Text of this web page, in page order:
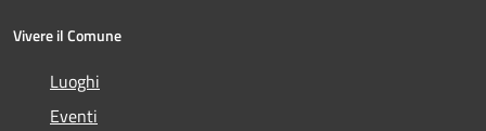
Vivere il Comune
Luoghi
Eventi